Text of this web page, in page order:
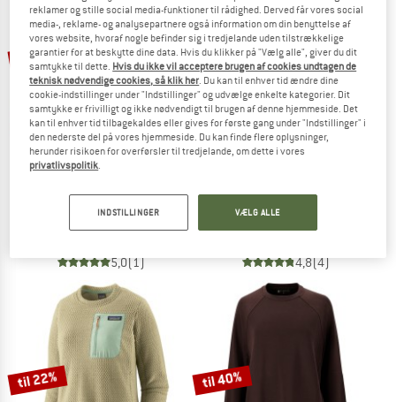
TO THE SALE
til 25%
Women's Frankaa Maarlen Bold
5,0(1)
Women's Riane Sweatshirt
4,8(4)
til 22% til 40%
reklamer og stille social media-funktioner til rådighed. Derved får vores social
media-, reklame- og analysepartnere også information om din benyttelse af
vores website, hvoraf nogle befinder sig i tredjelande uden tilstrækkelige
garantier for at beskytte dine data. Hvis du klikker på "Vælg alle", giver du dit
samtykke til dette. Hvis du ikke vil acceptere brugen af cookies undtagen de
teknisk nødvendige cookies, så klik her. Du kan til enhver tid ændre dine
cookie-indstillinger under "Indstillinger" og udvælge enkelte kategorier. Dit
samtykke er frivilligt og ikke nødvendigt til brugen af denne hjemmeside. Det
kan til enhver tid tilbagekaldes eller gives for første gang under "Indstillinger" i
den nederste del på vores hjemmeside. Du kan finde flere oplysninger,
herunder risikoen for overførsler til tredjelande, om dette i vores
privatlivspolitik.
INDSTILLINGER VÆLG ALLE